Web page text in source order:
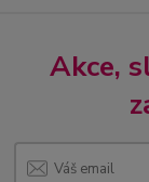
Akce,